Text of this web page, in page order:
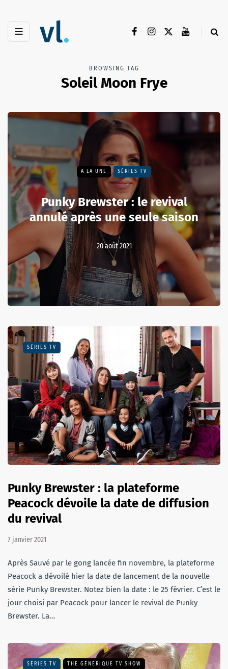
BROWSING TAG
Soleil Moon Frye
A LA UNE SÉRIES TV
Punky Brewster : le revival
annulé après une seule saison
20 août 2021
SÉRIES TV
Punky Brewster : la plateforme
Peacock dévoile la date de diffusion
du revival
7 janvier 2021
Après Sauvé par le gong lancée fin novembre, la plateforme
Peacock a dévoilé hier la date de lancement de la nouvelle
série Punky Brewster. Notez bien la date : le 25 février. C’est le
jour choisi par Peacock pour lancer le revival de Punky
Brewster. La…
SÉRIES TV THE GÉNÉRIQUE TV SHOW